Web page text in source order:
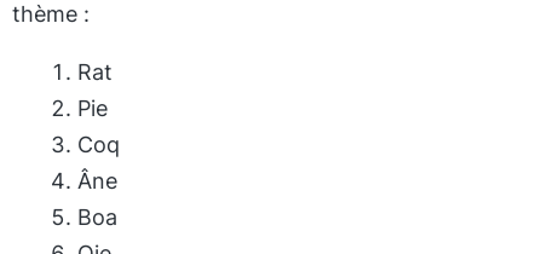
thème :
Rat
Pie
Coq
Âne
Boa